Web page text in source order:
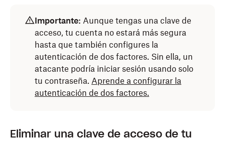
Importante: Aunque tengas una clave de
acceso, tu cuenta no estará más segura
hasta que también configures la
autenticación de dos factores. Sin ella, un
atacante podría iniciar sesión usando solo
tu contraseña. Aprende a configurar la
autenticación de dos factores.
Eliminar una clave de acceso de tu